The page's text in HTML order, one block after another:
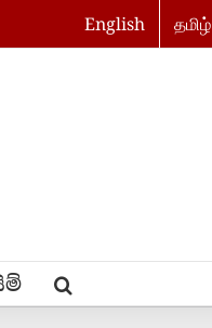
English தமிழ்